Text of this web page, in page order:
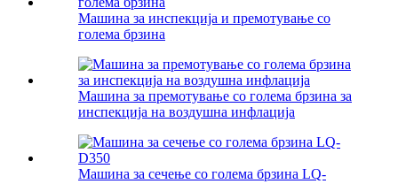
Машина за инспекција и премотување со
голема брзина
Машина за премотување со голема брзина за
инспекција на воздушна инфлација
Машина за сечење со голема брзина LQ-